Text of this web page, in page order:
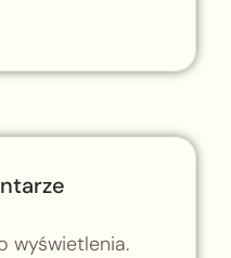
wyświetlenia.